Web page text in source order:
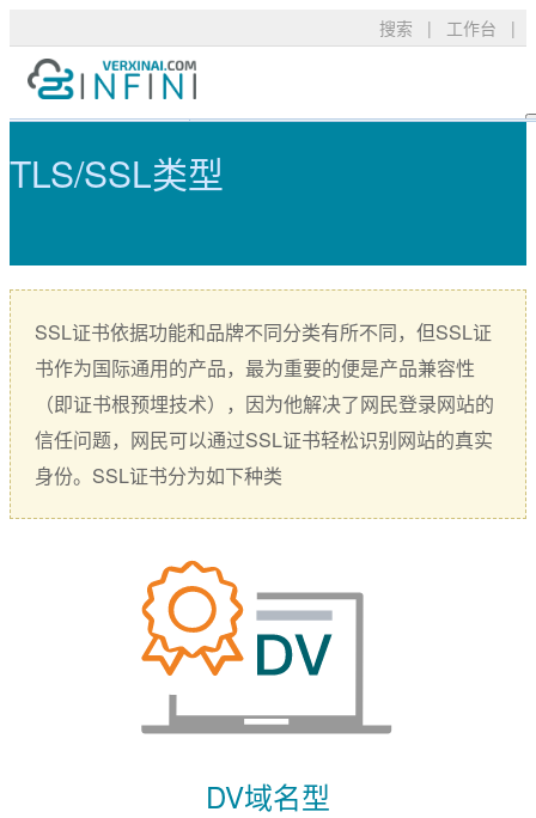
搜索 | 工作台
|
TLS/SSL品牌
GeoTrust
GeoTrust Flex
Thawte
Sectigo
PositiveSSL
InstantSSL
AlphaSSL
TLS/SSL类型
DV域名型
OV企业型
技术支持
常见问题
安装部署
数字签名
安全技术
购买配置
SSL工具
CSR解析
SSL检测
购买产品
TLS/SSL类型
SSL证书依据功能和品牌不同分类有所不同，但SSL证
书作为国际通用的产品，最为重要的便是产品兼容性
（即证书根预埋技术），因为他解决了网民登录网站的
信任问题，网民可以通过SSL证书轻松识别网站的真实
身份。SSL证书分为如下种类
DV域名型